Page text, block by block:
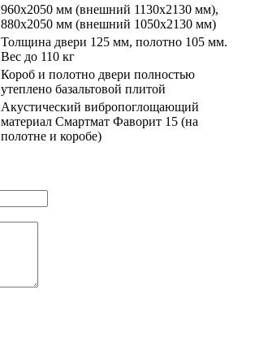
960х2050 мм (внешний 1130х2130 мм),
880х2050 мм (внешний 1050х2130 мм)
Толщина двери 125 мм, полотно 105 мм.
Вес до 110 кг
Короб и полотно двери полностью
утеплено базальтовой плитой
Акустический вибропоглощающий
материал Смартмат Фаворит 15 (на
полотне и коробе)